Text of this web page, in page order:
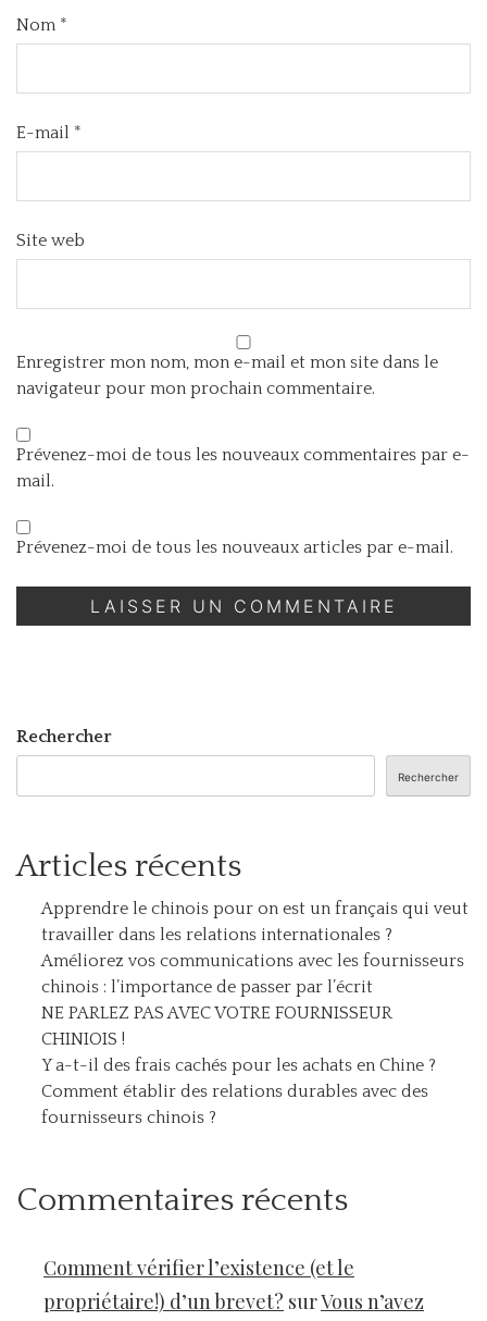
Nom *
E-mail *
Site web
Enregistrer mon nom, mon e-mail et mon site dans le
navigateur pour mon prochain commentaire.
Prévenez-moi de tous les nouveaux commentaires par e-
mail.
Prévenez-moi de tous les nouveaux articles par e-mail.
Rechercher
Rechercher
Articles récents
Apprendre le chinois pour on est un français qui veut
travailler dans les relations internationales ?
Améliorez vos communications avec les fournisseurs
chinois : l’importance de passer par l’écrit
NE PARLEZ PAS AVEC VOTRE FOURNISSEUR
CHINIOIS !
Y a-t-il des frais cachés pour les achats en Chine ?
Comment établir des relations durables avec des
fournisseurs chinois ?
Commentaires récents
Comment vérifier l’existence (et le
propriétaire!) d’un brevet? surVous n’avez